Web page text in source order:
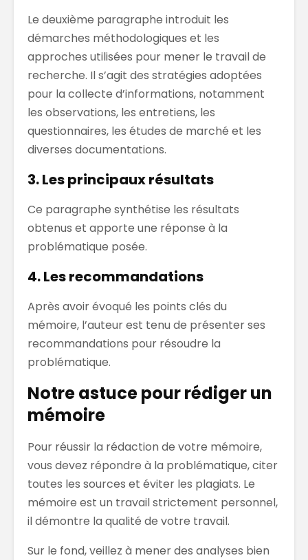
Le deuxième paragraphe introduit les
démarches méthodologiques et les
approches utilisées pour mener le travail de
recherche. Il s’agit des stratégies adoptées
pour la collecte d’informations, notamment
les observations, les entretiens, les
questionnaires, les études de marché et les
diverses documentations.
3. Les principaux résultats
Ce paragraphe synthétise les résultats
obtenus et apporte une réponse à la
problématique posée.
4. Les recommandations
Après avoir évoqué les points clés du
mémoire, l’auteur est tenu de présenter ses
recommandations pour résoudre la
problématique.
Notre astuce pour rédiger un
mémoire
Pour réussir la rédaction de votre mémoire,
vous devez répondre à la problématique, citer
toutes les sources et éviter les plagiats. Le
mémoire est un travail strictement personnel,
il démontre la qualité de votre travail.
Sur le fond, veillez à mener des analyses bien